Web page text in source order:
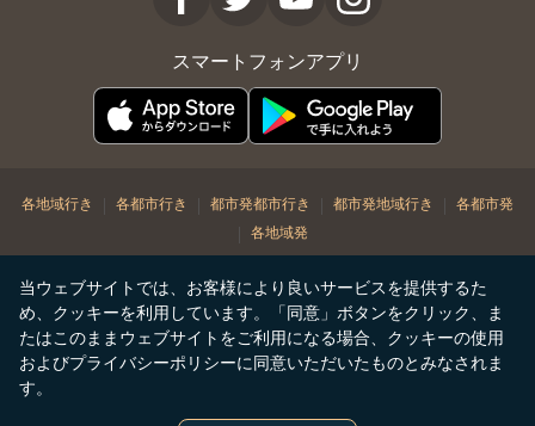
当ウェブサイトでは、お客様により良いサービスを提供するた
め、クッキーを利用しています。「同意」ボタンをクリック、ま
たはこのままウェブサイトをご利用になる場合、クッキーの使用
およびプライバシーポリシーに同意いただいたものとみなされま
す。
スマートフォンアプリ
各地域行き | 各都市行き | 都市発都市行き | 都市発地域行き | 各都市発
| 各地域発